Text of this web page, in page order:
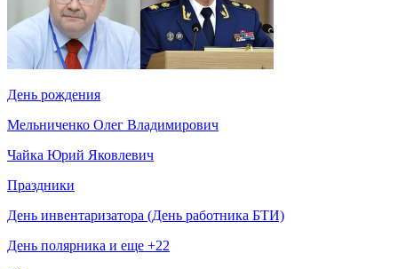
День рождения
Мельниченко Олег Владимирович
Чайка Юрий Яковлевич
Праздники
День инвентаризатора (День работника БТИ)
День полярника и еще +22